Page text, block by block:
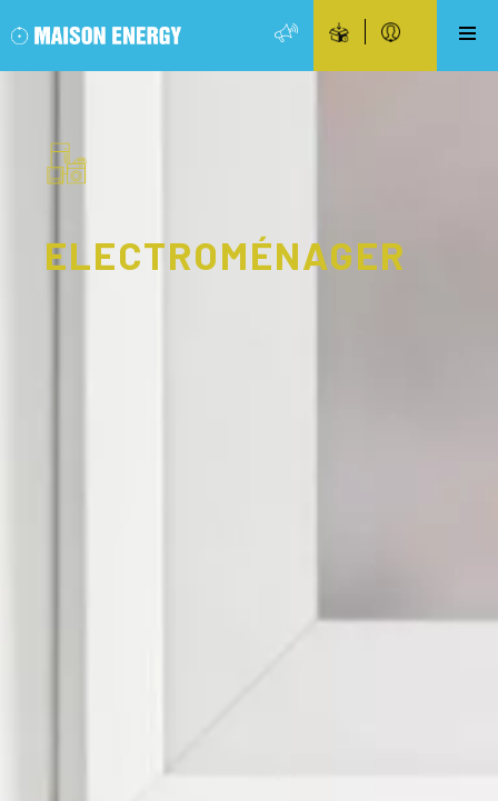
ELECTROMÉNAGER